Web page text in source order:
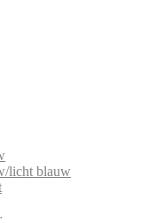
licht blauw